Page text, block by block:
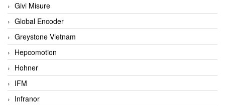
Givi Misure
Global Encoder
Greystone Vietnam
Hepcomotion
Hohner
IFM
Infranor